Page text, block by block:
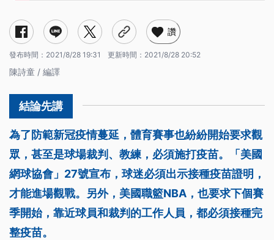
讚
發布時間： 2021/8/28 19:31 更新時間： 2021/8/28 20:52
陳詩童 / 編譯
為了防範新冠疫情蔓延，體育賽事也紛紛開始要求觀
眾，甚至是球場裁判、教練，必須施打疫苗。「美國
網球協會」27號宣布，球迷必須出示接種疫苗證明，
才能進場觀戰。另外，美國職籃NBA，也要求下個賽
季開始，靠近球員和裁判的工作人員，都必須接種完
整疫苗。